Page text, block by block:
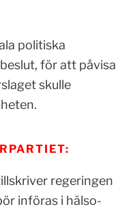
politiska
för att påvisa
skulle
regeringen
införas i hälso-